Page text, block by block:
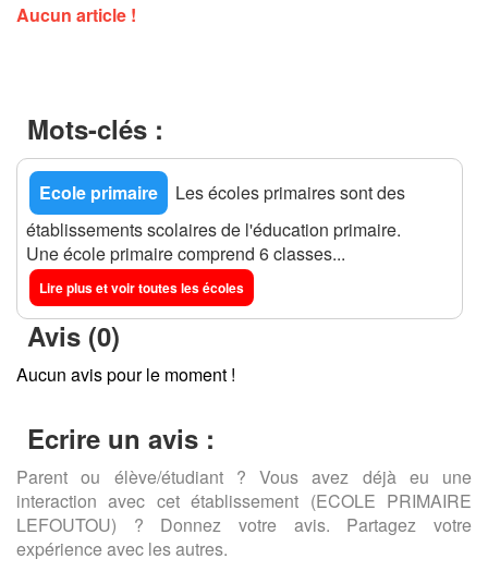
Aucun article !
Mots-clés :
Ecole primaire
Les écoles primaires sont des
établissements scolaires de l'éducation primaire.
Une école primaire comprend 6 classes...
Lire plus et voir toutes les écoles
Avis (0)
Aucun avis pour le moment !
Ecrire un avis :
Parent ou élève/étudiant ? Vous avez déjà eu une
interaction avec cet établissement (ECOLE PRIMAIRE
LEFOUTOU) ? Donnez votre avis. Partagez votre
expérience avec les autres.